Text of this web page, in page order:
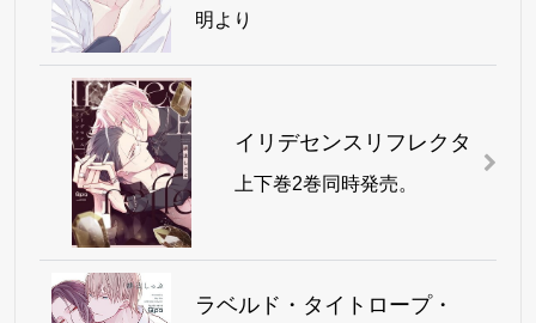
明より
イリデセンスリフレクタ
上下巻2巻同時発売。
ラベルド・タイトロープ・